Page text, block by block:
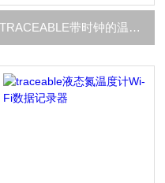
TRACEABLE带时钟的温湿度计